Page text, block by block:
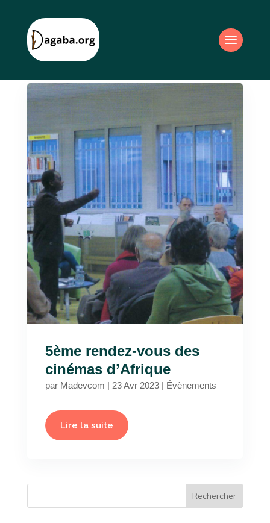
5ème rendez-vous des
cinémas d’Afrique
par Madevcom | 23 Avr 2023| Évènements
Lire la suite
Rechercher